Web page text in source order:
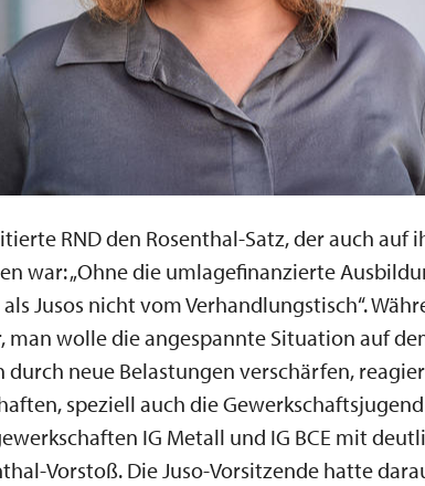
RND den Rosenthal-Satz, der auch auf
war: „Ohne die umlagefinanzierte
Jusos nicht vom Verhandlungstisch“.
man wolle die angespannte Situation auf
durch neue Belastungen verschärfen,
speziell auch die
IG Metall und IG BCE mit
Vorstoß. Die Juso-Vorsitzende hatte